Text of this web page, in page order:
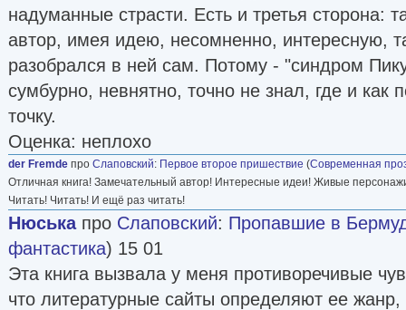
надуманные страсти. Есть и третья сторона:
автор, имея идею, несомненно, интересную,
разобрался в ней сам. Потому - "синдром
сумбурно, невнятно, точно не знал, где и как
точку.
Оценка: неплохо
der Fremde про Слаповский: Первое второе пришествие (Современная
Отличная книга! Замечательный автор! Интересные идеи! Живые
Читать! Читать! И ещё раз читать!
Нюськапро Слаповский: Пропавшие в
фантастика) 15 01
Эта книга вызвала у меня противоречивые
что литературные сайты определяют ее жанр,